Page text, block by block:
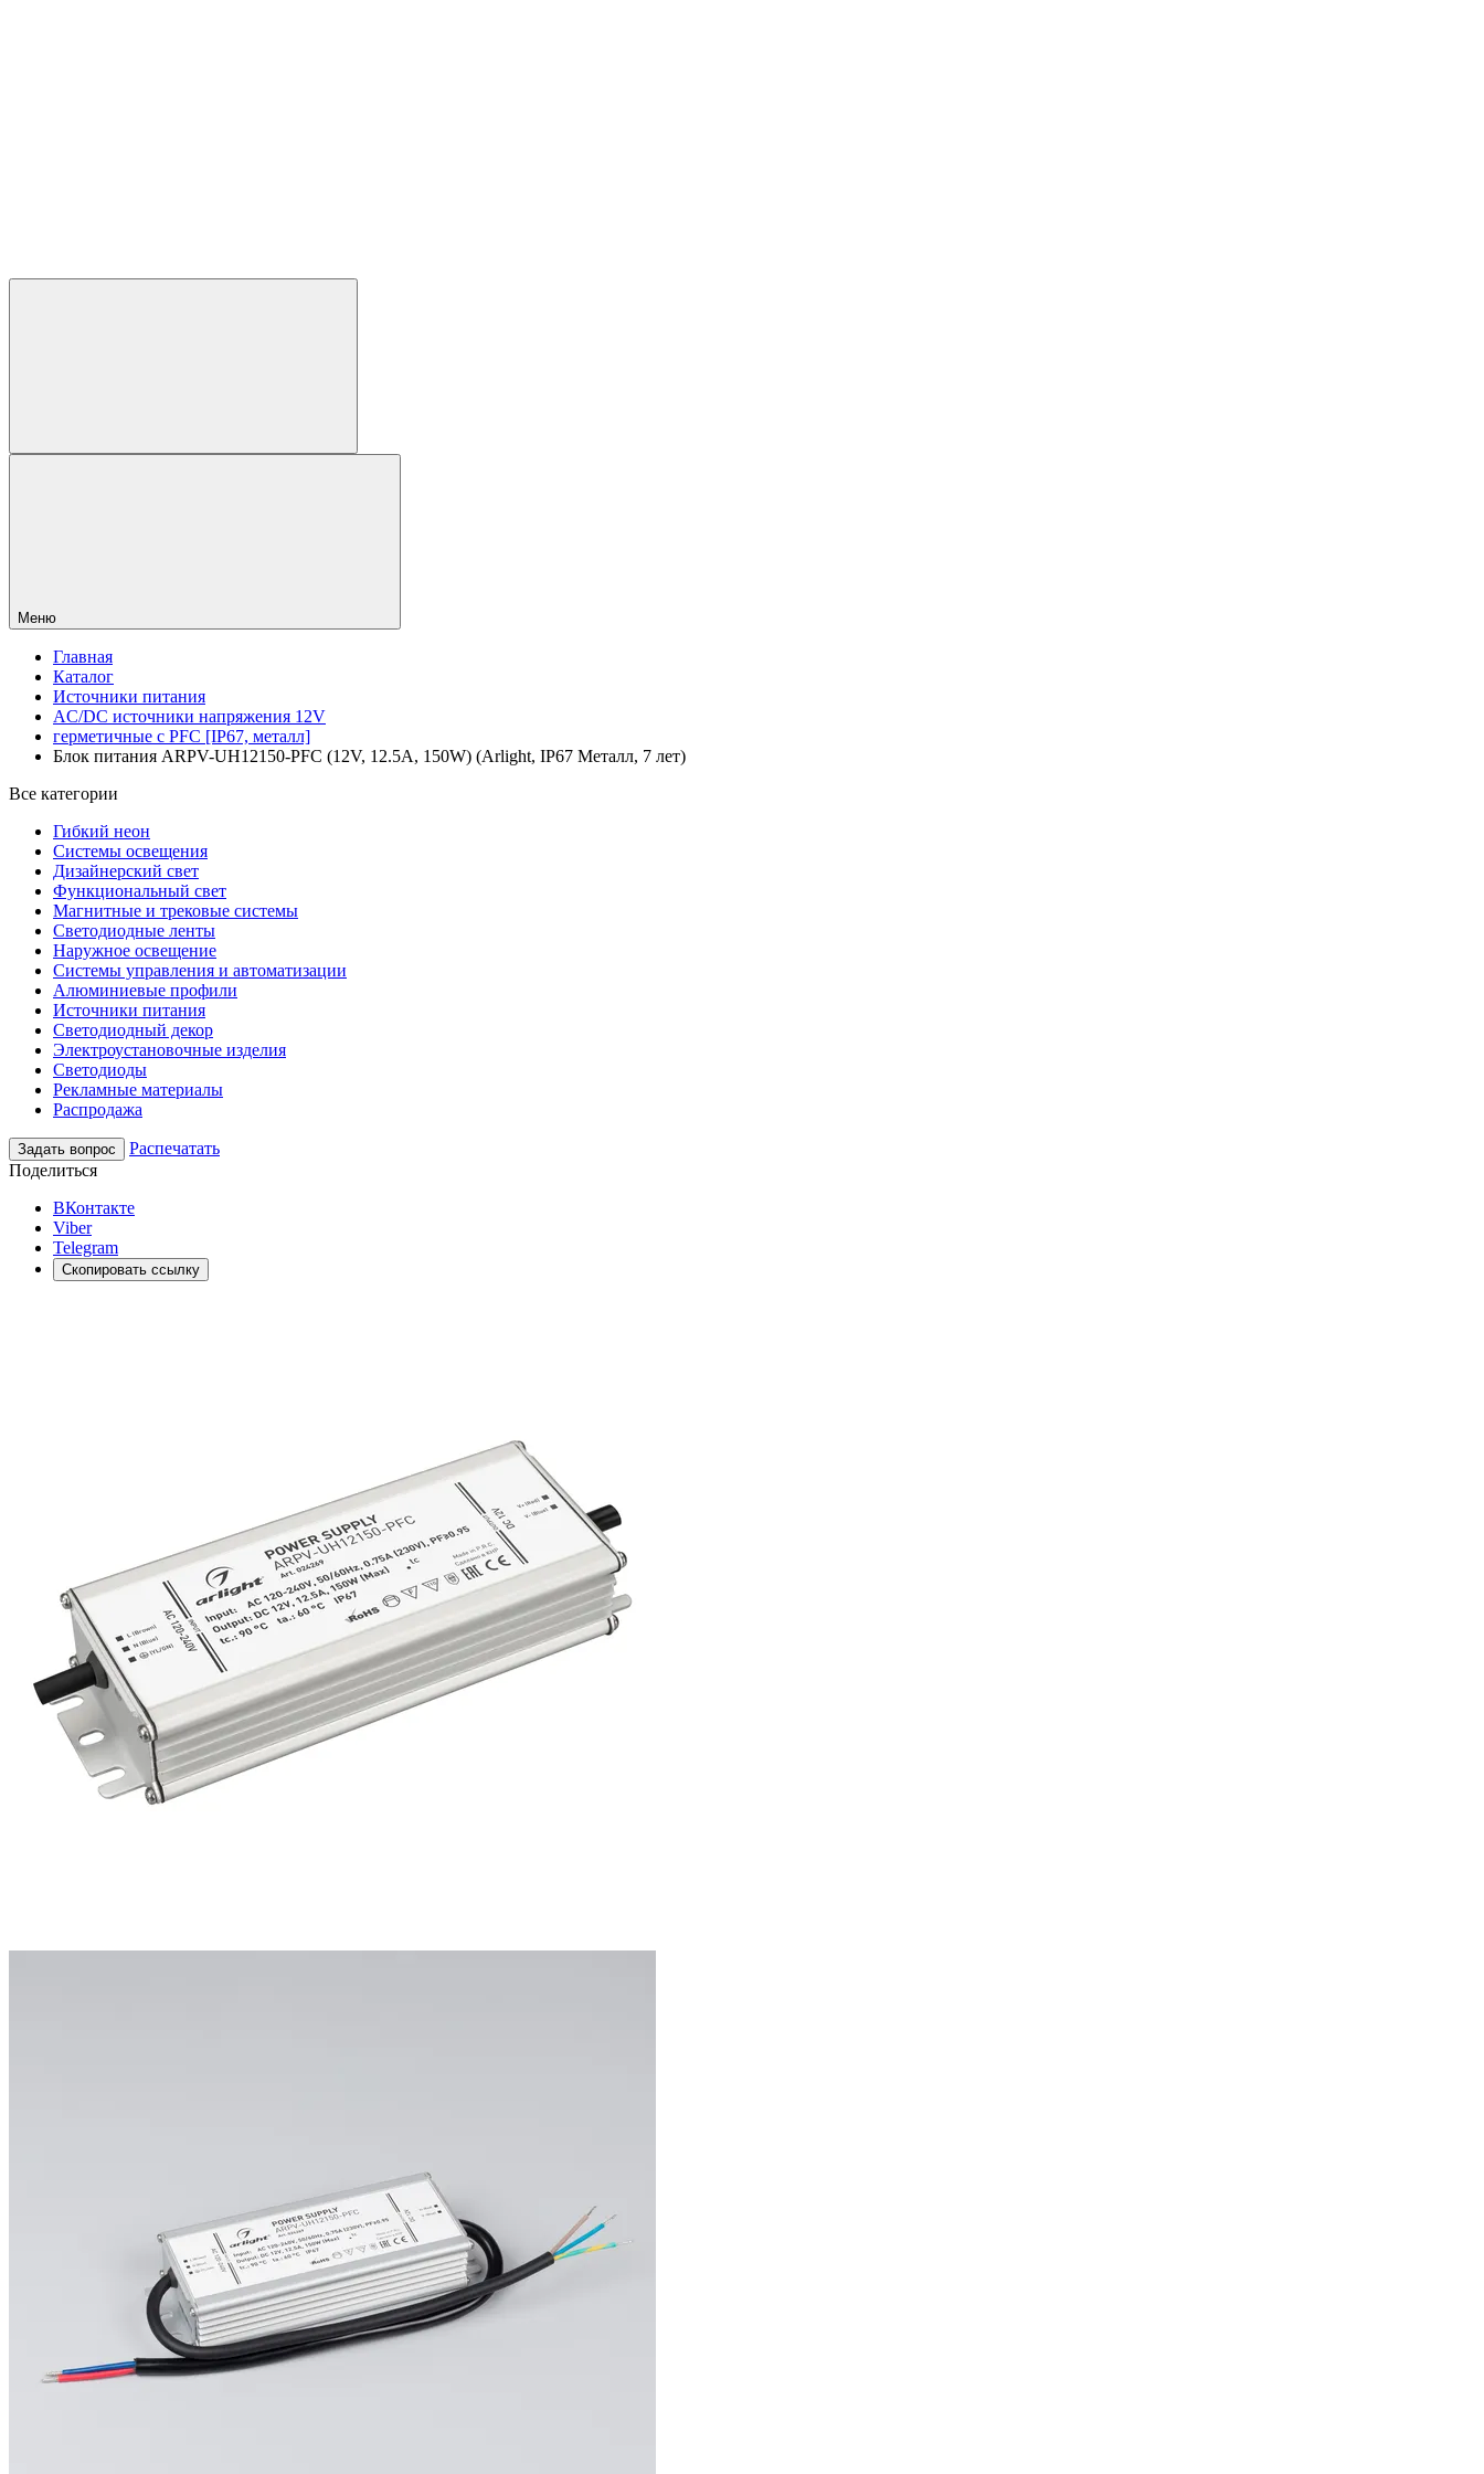
Меню
Главная
Каталог
Источники питания
AC/DC источники напряжения 12V
герметичные с PFC [IP67, металл]
Блок питания ARPV-UH12150-PFC (12V, 12.5A, 150W) (Arlight, IP67 Металл, 7 лет)
Все категории
Гибкий неон
Системы освещения
Дизайнерский свет
Функциональный свет
Магнитные и трековые системы
Светодиодные ленты
Наружное освещение
Системы управления и автоматизации
Алюминиевые профили
Источники питания
Светодиодный декор
Электроустановочные изделия
Светодиоды
Рекламные материалы
Распродажа
Задать вопрос
Распечатать
Поделиться
ВКонтакте
Viber
Telegram
Скопировать ссылку